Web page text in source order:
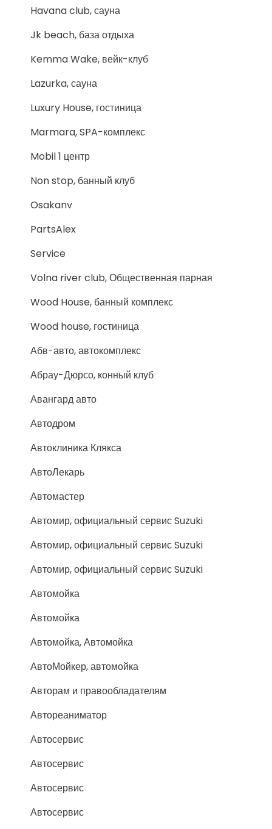
Havana club, сауна
Jk beach, база отдыха
Kemma Wake, вейк-клуб
Lazurka, сауна
Luxury House, гостиница
Marmara, SPA-комплекс
Mobil 1 центр
Non stop, банный клуб
Osakanv
PartsAlex
Service
Volna river club, Общественная парная
Wood House, банный комплекс
Wood house, гостиница
Абв-авто, автокомплекс
Абрау-Дюрсо, конный клуб
Авангард авто
Автодром
Автоклиника Клякса
АвтоЛекарь
Автомастер
Автомир, официальный сервис Suzuki
Автомир, официальный сервис Suzuki
Автомир, официальный сервис Suzuki
Автомойка
Автомойка
Автомойка, Автомойка
АвтоМойкер, автомойка
Авторам и правообладателям
Автореаниматор
Автосервис
Автосервис
Автосервис
Автосервис